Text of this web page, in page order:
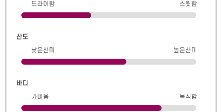
드라이함
스윗함
산도
낮은산미
높은산미
바디
가벼움
묵직함